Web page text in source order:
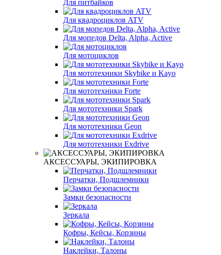
Для питбайков
Для квадроциклов ATV
Для мопедов Delta, Alpha, Active
Для мотоциклов
Для мототехники Skybike и Kayo
Для мототехники Forte
Для мототехники Spark
Для мототехники Geon
Для мототехники Exdrive
АКСЕССУАРЫ, ЭКИПИРОВКА
Перчатки, Подшлемники
Замки безопасности
Зеркала
Кофры, Кейсы, Корзины
Наклейки, Талоны